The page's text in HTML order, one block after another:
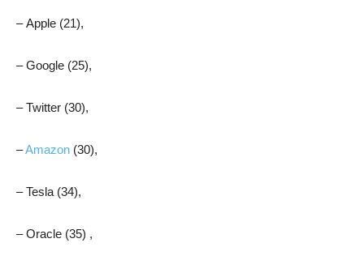
– Apple (21),
– Google (25),
– Twitter (30),
–Amazon (30),
– Tesla (34),
– Oracle (35) ,